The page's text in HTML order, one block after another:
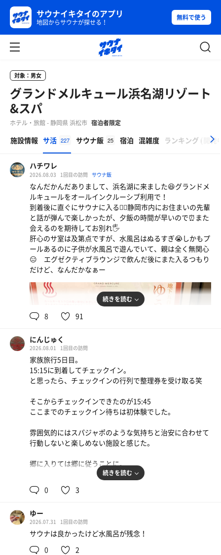
サウナイキタイのアプリ
地図からサウナが探せる！
無料で使う
対象：男女
グランドメルキュール浜名湖リゾート
&スパ
ホテル・旅館 - 静岡県 浜松市 宿泊者限定
施設情報 サ活 227 サウナ飯 25 宿泊 混雑度 ランキング ( 開発
ハチワレ
2026.08.03 1回目の訪問 サウナ飯
なんだかんだありまして、浜名湖に来ました😆グランドメ
ルキュールをオールインクルーシブ利用で！
到着後に直ぐにサウナに入る🧖‍♂️静岡市内にお住まいの先輩
と話が弾んで楽しかったが、夕飯の時間が早いので⏰また
会えるのを期待してお別れ🖐️
肝心のサ室は及第点ですが、水風呂はぬるすぎ😭しかもプ
ールあるのに子供が水風呂で遊んでいて、親は全く無関心
😑 エグゼクティブラウンジで飲んだ後にまた入るつもり
だけど、なんだかなぁー
続きを読む
8 91
にんじゅく
2026.08.01 1回目の訪問
家族旅行5日目。
15:15に到着してチェックイン。
と思ったら、チェックインの行列で整理券を受け取る笑
そこからチェックインできたのが15:45
ここまでのチェックイン待ちは初体験でした。
雰囲気的にはスパジャポのような気持ちと治安に合わせて
行動しないと楽しめない施設と感じた。
郷に入りては郷に従うことに。
#サウナ
夜は子連れ家族も多いので、サウナ室内の治安も良くはな
カラカラドライサウナ。
入った時には、人が居なくあまりにカラカラ、人が来ても
すぐ出ていくようなカラカラだったので、サウナハットや
タオルを十分湿らせて入る。
続きを読む
0 3
ゆー
2026.07.31 1回目の訪問
サウナは良かったけど水風呂が残念！
0
2